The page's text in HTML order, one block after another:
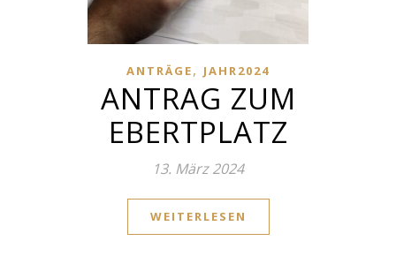
ANTRÄGE, JAHR2024
ANTRAG ZUM
EBERTPLATZ
13. März 2024
WEITERLESEN